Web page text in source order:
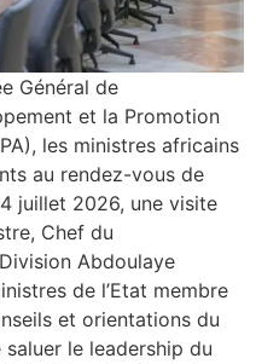
Général de
et la Promotion
les ministres africains
au rendez-vous de
juillet 2026, une visite
Chef du
Abdoulaye
de l’Etat membre
et orientations du
le leadership du